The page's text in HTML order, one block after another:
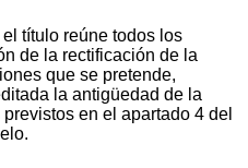
título reúne todos los
de la rectificación de la
que se pretende,
la antigüedad de la
en el apartado 4 del